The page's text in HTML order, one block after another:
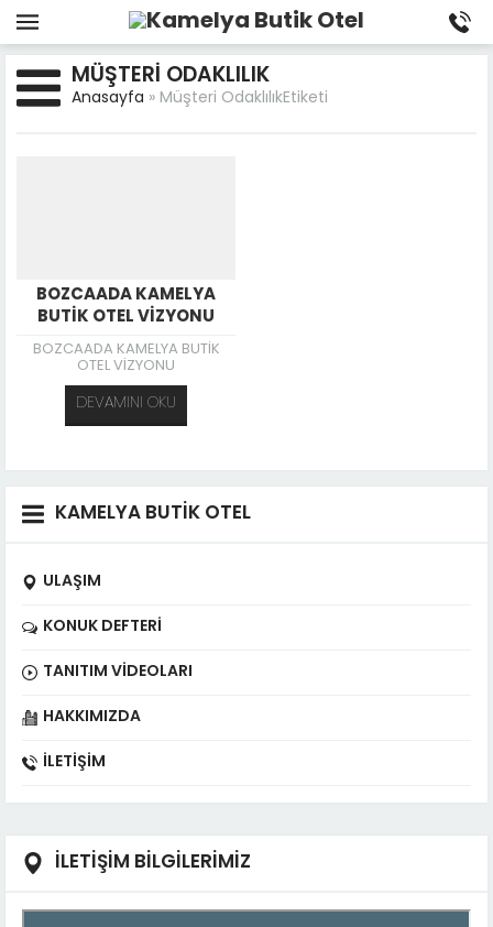
MÜŞTERI ODAKLILIK
Anasayfa » Müşteri OdaklılıkEtiketi
BOZCAADA KAMELYA
BUTİK OTEL VİZYONU
BOZCAADA KAMELYA BUTİK
OTEL VİZYONU
DEVAMINI OKU
KAMELYA BUTİK OTEL
ULAŞIM
KONUK DEFTERI
TANITIM VIDEOLARI
HAKKIMIZDA
İLETIŞIM
İLETİŞİM BİLGİLERİMİZ